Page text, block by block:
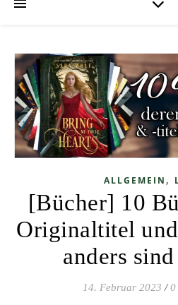
ALLGEMEIN ,
[Bücher] 10
Originaltitel
anders
14. Februar 2023 / 0